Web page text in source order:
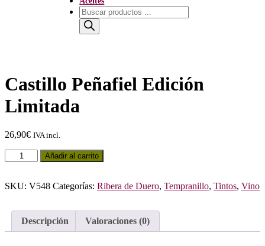
Búsqueda
de
productos
Castillo Peñafiel Edición
Limitada
26,90€ IVA incl.
Castillo
Peñafiel
Limitada
Añadir al carrito
SKU: V548 Categorías: Ribera de Duero, Tempranillo, Tintos, Vino
Descripción Valoraciones (0)